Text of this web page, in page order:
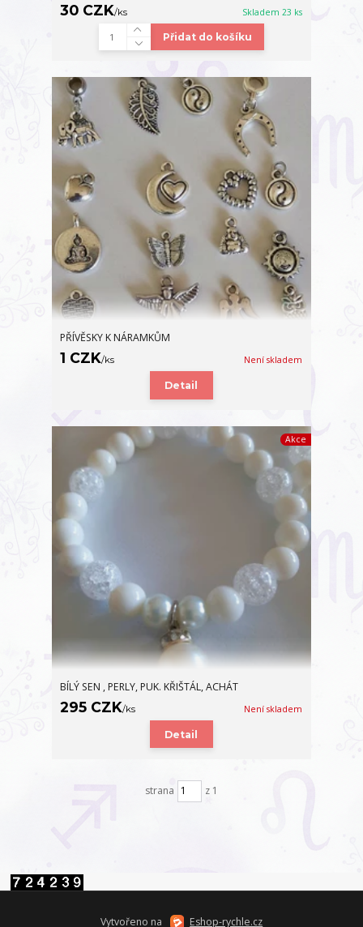
30 CZK/ks Skladem 23 ks
Přidat do košíku
PŘÍVĚSKY K NÁRAMKŮM
1 CZK/ks Není skladem
Detail
Akce
BÍLÝ SEN , PERLY, PUK. KŘIŠTÁL, ACHÁT
295 CZK/ks Není skladem
Detail
strana z 1
Vytvořeno na Eshop-rychle.cz